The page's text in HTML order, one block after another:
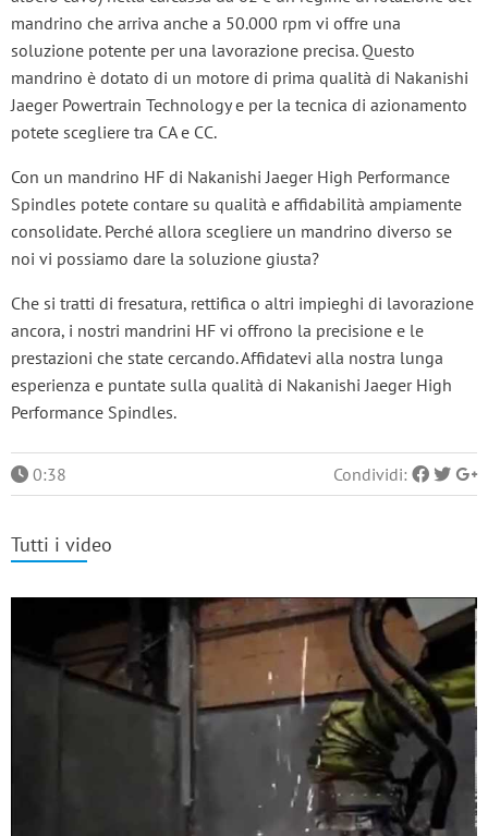
mandrino che arriva anche a 50.000 rpm vi offre una
soluzione potente per una lavorazione precisa. Questo
mandrino è dotato di un motore di prima qualità di Nakanishi
Jaeger Powertrain Technology e per la tecnica di azionamento
potete scegliere tra CA e CC.
Con un mandrino HF di Nakanishi Jaeger High Performance
Spindles potete contare su qualità e affidabilità ampiamente
consolidate. Perché allora scegliere un mandrino diverso se
noi vi possiamo dare la soluzione giusta?
Che si tratti di fresatura, rettifica o altri impieghi di lavorazione
ancora, i nostri mandrini HF vi offrono la precisione e le
prestazioni che state cercando. Affidatevi alla nostra lunga
esperienza e puntate sulla qualità di Nakanishi Jaeger High
Performance Spindles.
0:38 Condividi:
Tutti i video